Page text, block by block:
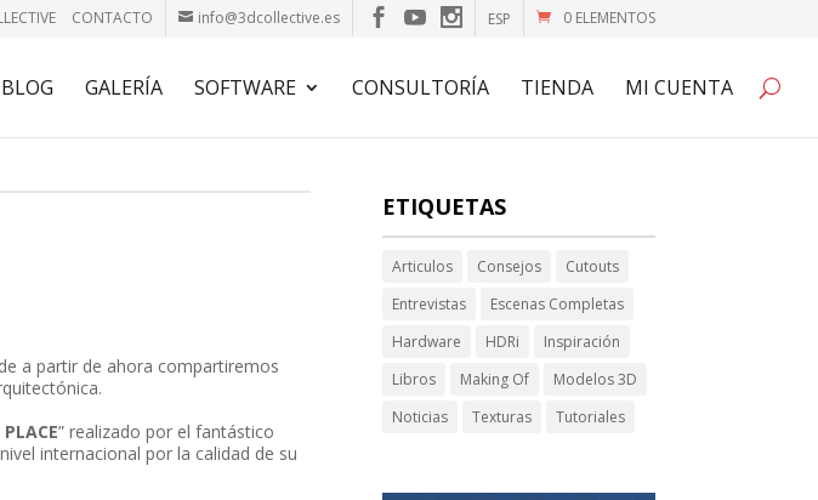
0 ELEMENTOS
ESP
info@3dcollective.es
CONTACTO
BLOG GALERÍA SOFTWARE CONSULTORÍA TIENDA MI CUENTA
a partir de ahora compartiremos
” realizado por el fantástico
internacional por la calidad de su
ETIQUETAS
Articulos Consejos
Cutouts
Entrevistas
Escenas Completas
Hardware
HDRi
Inspiración
Libros
Making Of
Modelos 3D
Noticias
Texturas Tutoriales